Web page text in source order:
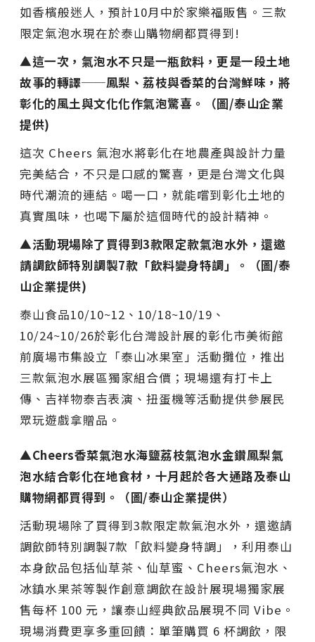
如香檳般迷人，預計10月中於家樂福販售。三款
限定氣泡水現在於泰山購物網都買得到!
▲這一次，氣泡水不只是一瓶飲料，更是一段土地
故事的轉譯──鳳梨、荔枝與香菜的台灣鮮味，將
彰化的風土與文化化作氣泡驚喜。（圖/泰山企業
提供)
這次 Cheers 氣泡水將彰化在地農產與設計力量
完美結合，不只是口感的驚喜，更是台灣文化與
時代潮流的連結。喝一口，就能嚐到彰化土地的
真實風味，也喝下屬於這個時代的設計精神。
▲活動現場除了買得到3款限定款氣泡水外，還邀
請調飲師特別調製7款「飲料變身特調」。（圖/泰
山企業提供)
泰山食品10/10~12、10/18~10/19、
10/24~10/26於彰化台灣設計展的彰化市美術館
前廣場市集設立「泰山冰果室」活動攤位，推出
三款氣泡水展區獨家組合價；現場還有打卡上
傳、吉祥物泰吉表演、扭蛋機等活動提供參展民
眾玩遊戲拿贈品。
▲Cheers香菜氣泡水海鹽荔枝氣泡水金鑽鳳梨氣
泡水結合彰化在地食材，十月起於各大通路及泰山
購物網都買得到。（圖/泰山企業提供）
活動現場除了買得到3款限定款氣泡水外，還邀請
調飲師特別調製7款「飲料變身特調」，利用泰山
本身飲品包括仙草茶、仙草蜜、Cheers氣泡水、
冰鎮水果茶等製作創意調飲在設計展現場獨家展
售每杯 100 元，讓泰山經典飲品展現不同 Vibe。
現場消費更享多重回饋：單筆購買 6 杯調飲，限